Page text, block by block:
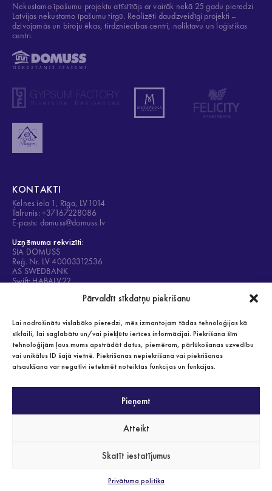
Pārvaldīt sīkdatņu piekrišanu
Lai nodrošinātu vislabāko pieredzi, mēs izmantojam tādas tehnoloģijas kā
sīkfaili, lai saglabātu un/vai piekļūtu ierīces informācijai. Piekrišana šīm
tehnoloģijām ļaus mums apstrādāt datus, piemēram, pārlūkošanas uzvedību
vai unikālus ID šajā vietnē. Piekrišanas nepiekrišana vai piekrišanas
atsaukšana var negatīvi ietekmēt noteiktas funkcijas un funkcijas.
Pieņemt
Atteikt
Skatīt iestatījumus
Privātuma politika
Nekustamo īpašumu projektu attīstītājs ar vairāk nekā 25 gadu pieredzi
Latvijas nekustamo īpašumu tirgū. Realizēti daudzveidīgi projekti –
dzīvojamās un biroju ēkas, tirdzniecības centri, noliktavu un loģistikas
centri.
KONTAKTI
Ķelnes iela 1, Rīga, LV1014
Tālrunis: +37167228086
E-pasts: domuss@domuss.lv
Uzņēmuma rekvizīti:
SIA DOMUSS
Reģ. Nr. LV 40003312536
AS SWEDBANK
Swift: HABALV22
Privātuma politika
Visas tiesības aizsargātas 2021